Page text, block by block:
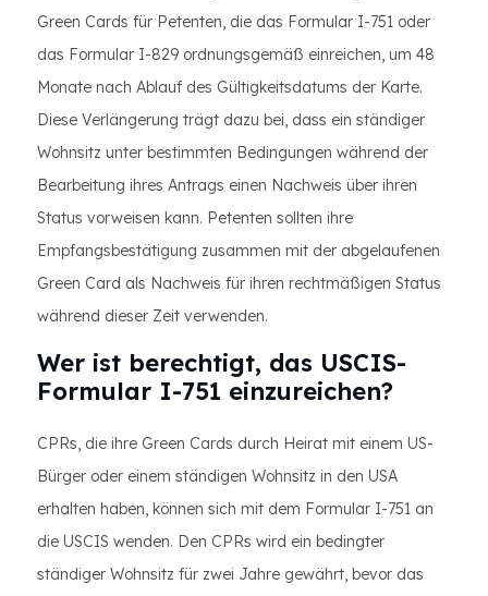
Green Cards für Petenten, die das Formular I-751 oder
das Formular I-829 ordnungsgemäß einreichen, um 48
Monate nach Ablauf des Gültigkeitsdatums der Karte.
Diese Verlängerung trägt dazu bei, dass ein ständiger
Wohnsitz unter bestimmten Bedingungen während der
Bearbeitung ihres Antrags einen Nachweis über ihren
Status vorweisen kann. Petenten sollten ihre
Empfangsbestätigung zusammen mit der abgelaufenen
Green Card als Nachweis für ihren rechtmäßigen Status
während dieser Zeit verwenden.
Wer ist berechtigt, das USCIS-
Formular I-751 einzureichen?
CPRs, die ihre Green Cards durch Heirat mit einem US-
Bürger oder einem ständigen Wohnsitz in den USA
erhalten haben, können sich mit dem Formular I-751 an
die USCIS wenden. Den CPRs wird ein bedingter
ständiger Wohnsitz für zwei Jahre gewährt, bevor das